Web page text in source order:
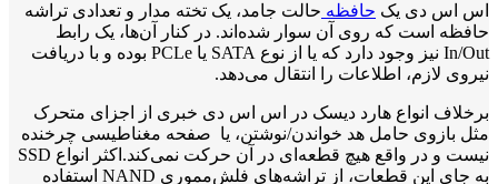
اس اس دی یک حافظه حالت جامد، یک تخته مدار و تعدادی تراشه
حافظه است که روی آن سوار شده‌اند. در کنار آن‌ها، یک رابط
In/Out نیز وجود دارد که یا از نوع SATA یا PCLe بوده و با دریافت
نیروی لازم، اطلاعات را انتقال می‌دهد.
برخلاف انواع هارد دیسک در اس اس دی خبری از اجزای متحرک
مثل بازوی حامل هد خواندن/نوشتن، یا صفحه مغناطیسی چرخنده
نیست و در واقع هیچ قطعه‌ای در آن حرکت نمی‌کند.اکثر انواع SSD
به جای این قطعات، از تراشه‌های فلش‌مموری NAND استفاده